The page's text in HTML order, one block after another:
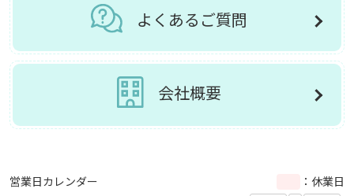
よくあるご質問
会社概要
営業日カレンダー ：休業日